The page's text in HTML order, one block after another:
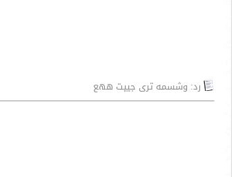
رد: وشسمه ترى جييت ههع